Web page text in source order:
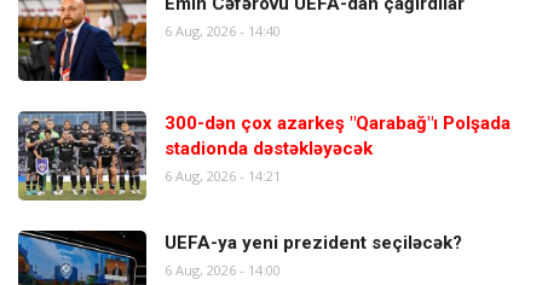
6 Aug, 2026 - 14:40
300-dən çox azarkeş "Qarabağ"ı Polşada
stadionda dəstəkləyəcək
6 Aug, 2026 - 14:21
UEFA-ya yeni prezident seçiləcək?
6 Aug, 2026 - 14:00